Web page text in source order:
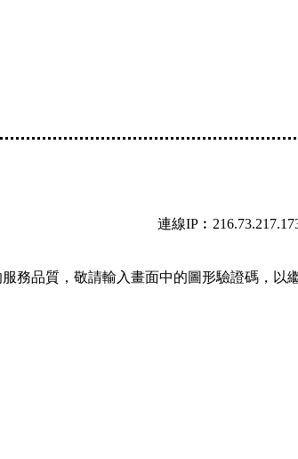
連線
務品質，敬請輸入畫面中的圖形驗證碼，以